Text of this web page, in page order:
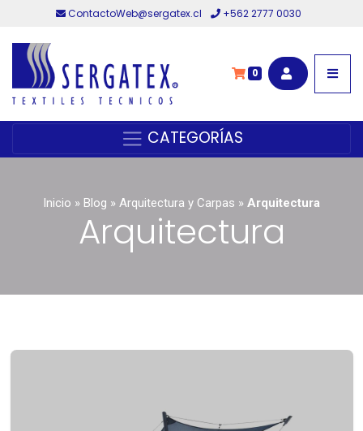
ContactoWeb@sergatex.cl +562 2777 0030
0
CATEGORÍAS
Inicio » Blog » Arquitectura y Carpas » Arquitectura
Arquitectura